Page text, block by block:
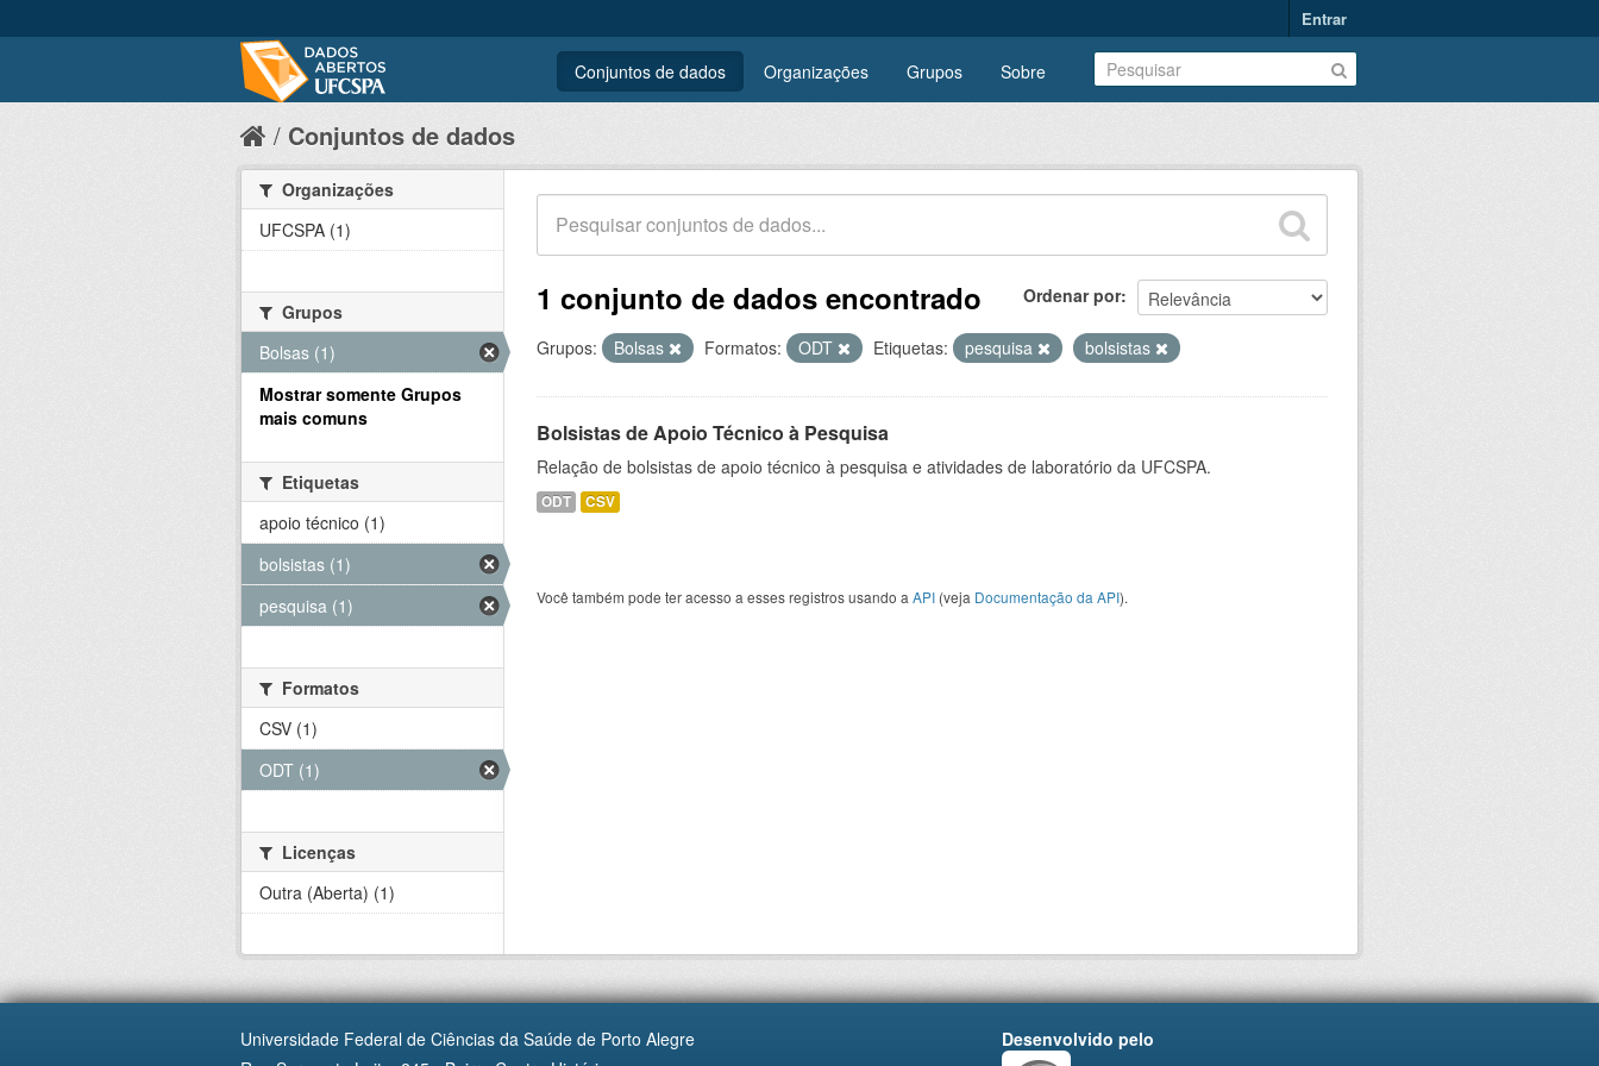
Entrar
Conjuntos de dados Organizações Grupos Sobre
Conjuntos de dados
Ordenar por
1 conjunto de dados encontrado
Grupos: Bolsas Formatos: ODT Etiquetas: pesquisa bolsistas
Bolsistas de Apoio Técnico à Pesquisa
Relação de bolsistas de apoio técnico à pesquisa e atividades de laboratório da UFCSPA.
ODT CSV
Você também pode ter acesso a esses registros usando a API (veja Documentação da API).
Organizações
UFCSPA (1)
Grupos
Bolsas (1)
Mostrar somente Grupos
mais comuns
Etiquetas
apoio técnico (1)
bolsistas (1)
pesquisa (1)
Formatos
CSV (1)
ODT (1)
Licenças
Outra (Aberta) (1)
Universidade Federal de Ciências da Saúde de Porto Alegre
Desenvolvido pelo